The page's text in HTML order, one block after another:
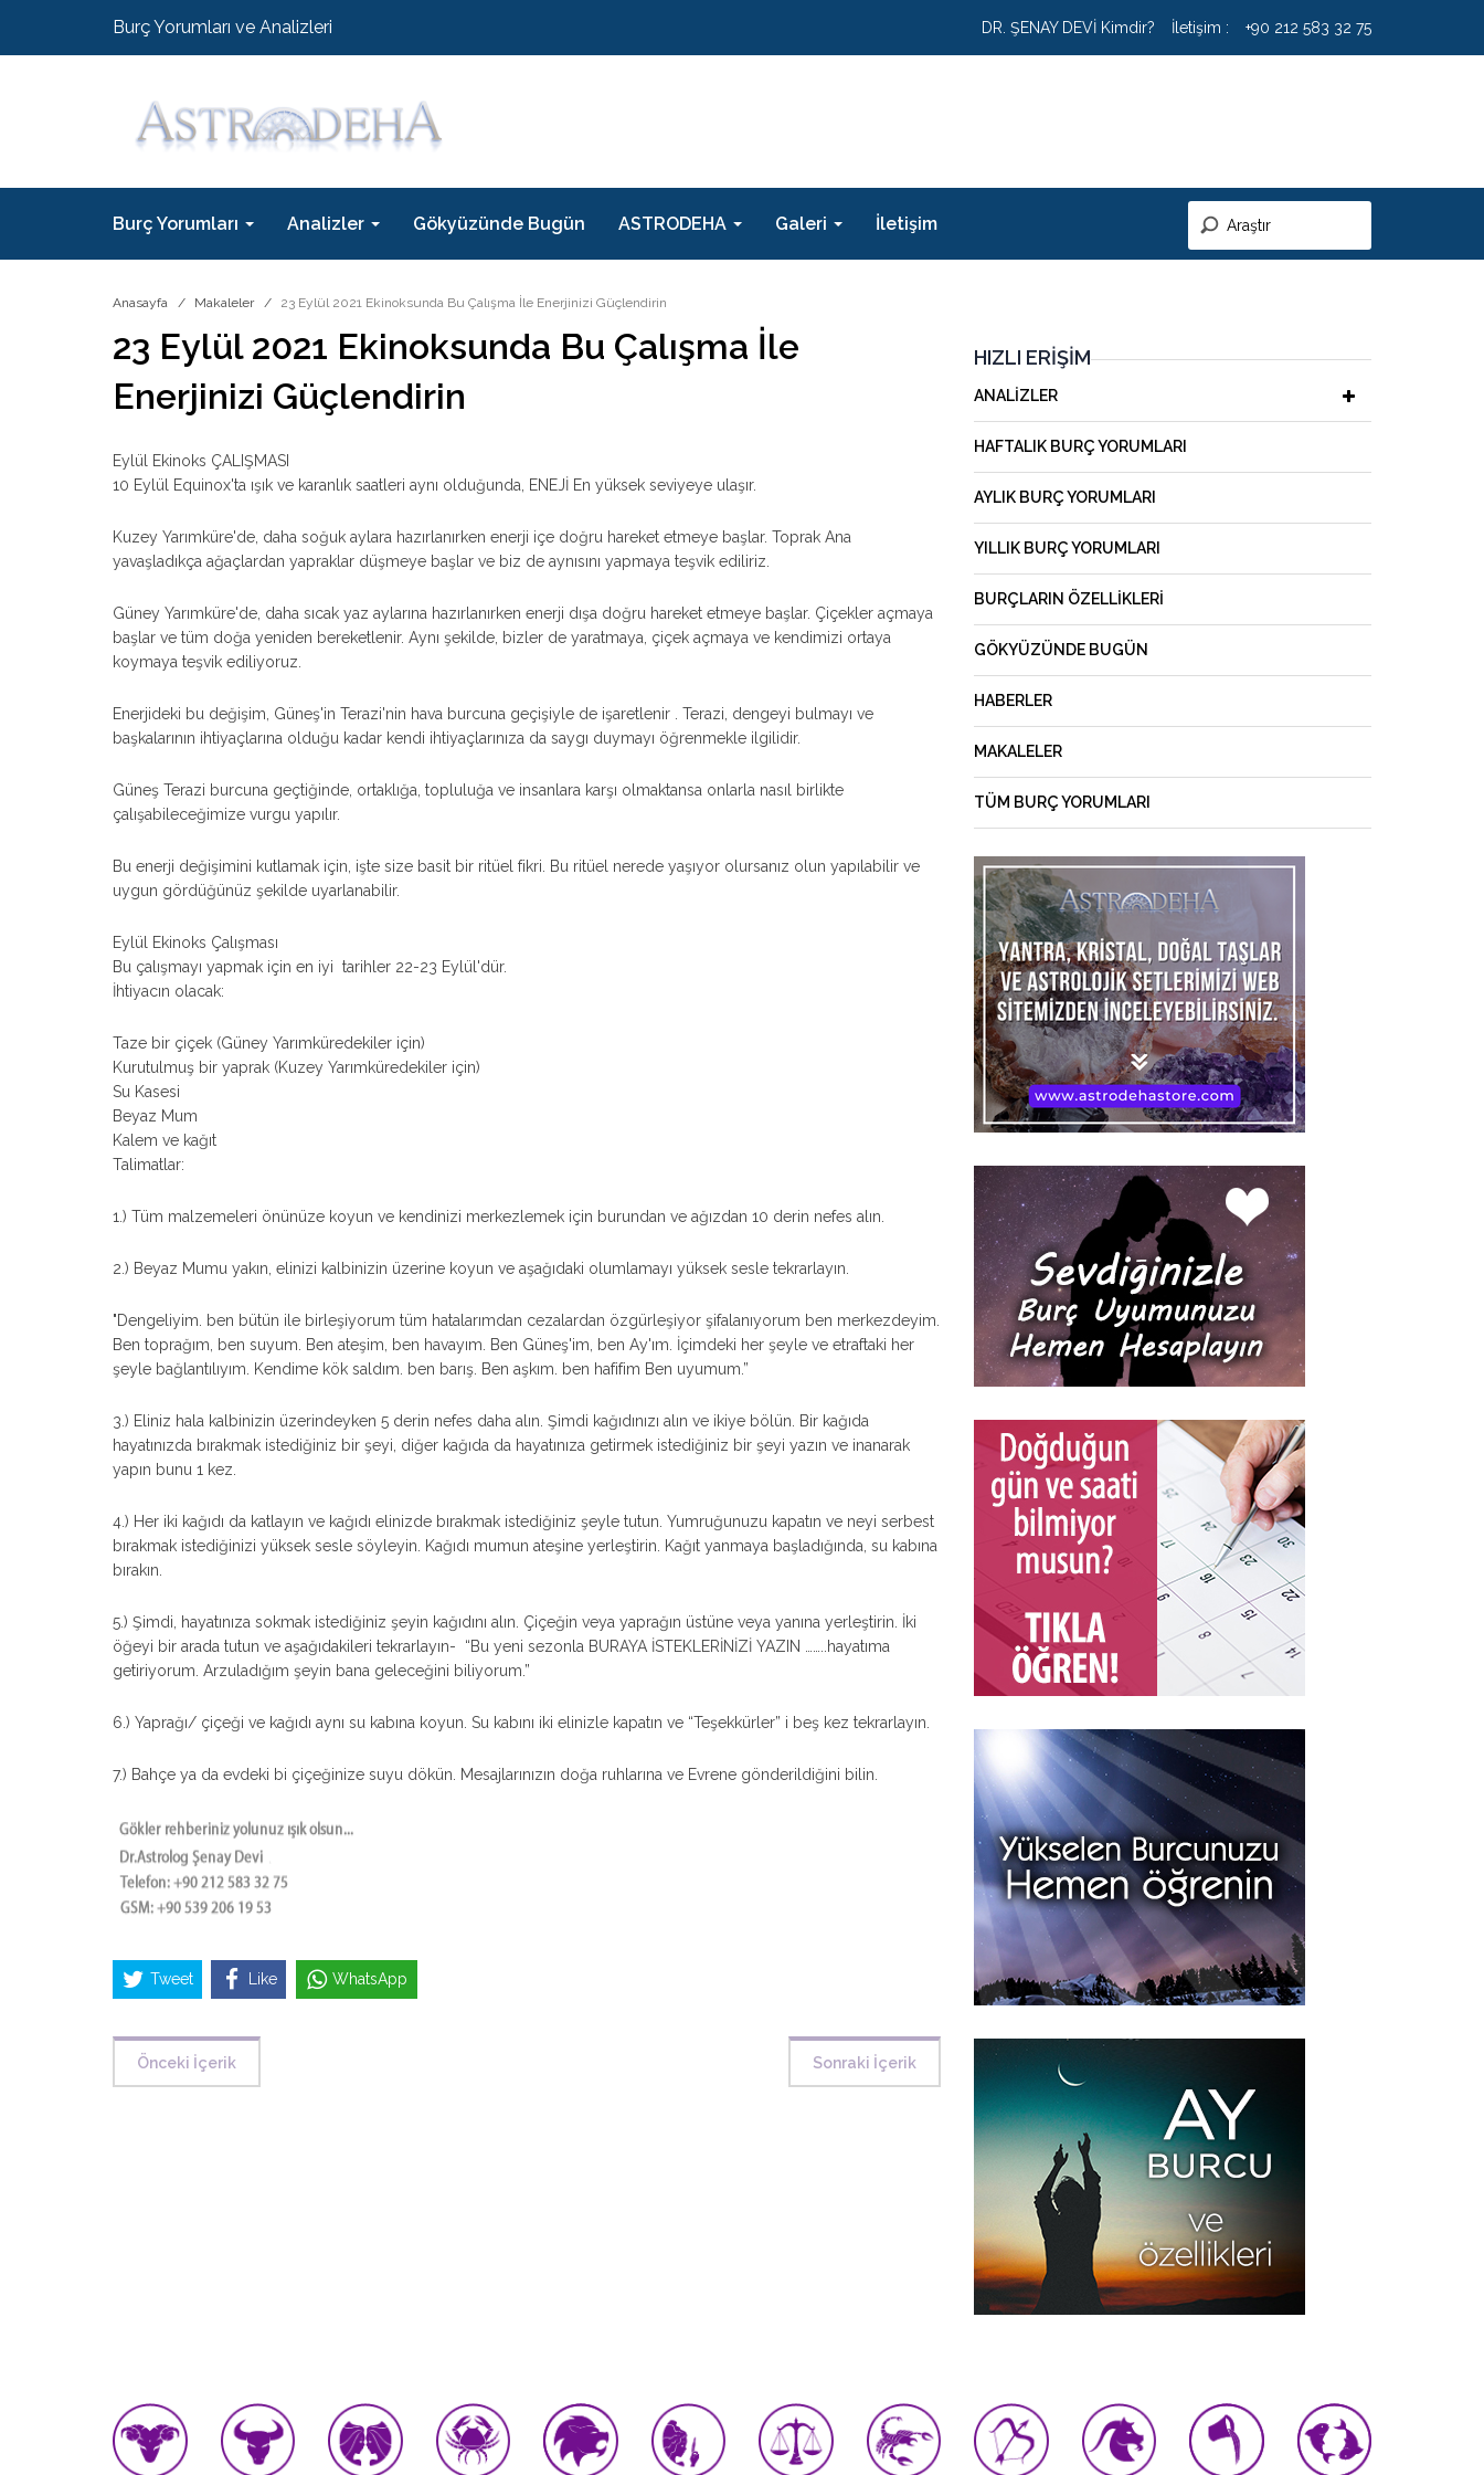
Burç Yorumları ve Analizleri DR. ŞENAY DEVİ Kimdir? İletişim : +90 212 583 32 75
Burç Yorumları Analizler Gökyüzünde Bugün ASTRODEHA Galeri İletişim
Anasayfa Makaleler 23 Eylül 2021 Ekinoksunda Bu Çalışma İle Enerjinizi Güçlendirin
23 Eylül 2021 Ekinoksunda Bu Çalışma İle
Enerjinizi Güçlendirin
Eylül Ekinoks ÇALIŞMASI
10 Eylül Equinox'ta ışık ve karanlık saatleri aynı olduğunda, ENEJİ En yüksek seviyeye ulaşır.
Kuzey Yarımküre'de, daha soğuk aylara hazırlanırken enerji içe doğru hareket etmeye başlar. Toprak Ana
yavaşladıkça ağaçlardan yapraklar düşmeye başlar ve biz de aynısını yapmaya teşvik ediliriz.
Güney Yarımküre'de, daha sıcak yaz aylarına hazırlanırken enerji dışa doğru hareket etmeye başlar. Çiçekler açmaya
başlar ve tüm doğa yeniden bereketlenir. Aynı şekilde, bizler de yaratmaya, çiçek açmaya ve kendimizi ortaya
koymaya teşvik ediliyoruz.
Enerjideki bu değişim, Güneş'in Terazi'nin hava burcuna geçişiyle de işaretlenir . Terazi, dengeyi bulmayı ve
başkalarının ihtiyaçlarına olduğu kadar kendi ihtiyaçlarınıza da saygı duymayı öğrenmekle ilgilidir.
Güneş Terazi burcuna geçtiğinde, ortaklığa, topluluğa ve insanlara karşı olmaktansa onlarla nasıl birlikte
çalışabileceğimize vurgu yapılır.
Bu enerji değişimini kutlamak için, işte size basit bir ritüel fikri. Bu ritüel nerede yaşıyor olursanız olun yapılabilir ve
uygun gördüğünüz şekilde uyarlanabilir.
Eylül Ekinoks Çalışması
Bu çalışmayı yapmak için en iyi tarihler 22-23 Eylül'dür.
İhtiyacın olacak:
Taze bir çiçek (Güney Yarımküredekiler için)
Kurutulmuş bir yaprak (Kuzey Yarımküredekiler için)
Su Kasesi
Beyaz Mum
Kalem ve kağıt
Talimatlar:
1.) Tüm malzemeleri önünüze koyun ve kendinizi merkezlemek için burundan ve ağızdan 10 derin nefes alın.
2.) Beyaz Mumu yakın, elinizi kalbinizin üzerine koyun ve aşağıdaki olumlamayı yüksek sesle tekrarlayın.
"Dengeliyim. ben bütün ile birleşiyorum tüm hatalarımdan cezalardan özgürleşiyor şifalanıyorum ben merkezdeyim.
Ben toprağım, ben suyum. Ben ateşim, ben havayım. Ben Güneş'im, ben Ay'ım. İçimdeki her şeyle ve etraftaki her
şeyle bağlantılıyım. Kendime kök saldım. ben barış. Ben aşkım. ben hafifim Ben uyumum.”
3.) Eliniz hala kalbinizin üzerindeyken 5 derin nefes daha alın. Şimdi kağıdınızı alın ve ikiye bölün. Bir kağıda
hayatınızda bırakmak istediğiniz bir şeyi, diğer kağıda da hayatınıza getirmek istediğiniz bir şeyi yazın ve inanarak
yapın bunu 1 kez.
4.) Her iki kağıdı da katlayın ve kağıdı elinizde bırakmak istediğiniz şeyle tutun. Yumruğunuzu kapatın ve neyi serbest
bırakmak istediğinizi yüksek sesle söyleyin. Kağıdı mumun ateşine yerleştirin. Kağıt yanmaya başladığında, su kabına
bırakın.
5.) Şimdi, hayatınıza sokmak istediğiniz şeyin kağıdını alın. Çiçeğin veya yaprağın üstüne veya yanına yerleştirin. İki
öğeyi bir arada tutun ve aşağıdakileri tekrarlayın- “Bu yeni sezonla BURAYA İSTEKLERİNİZİ YAZIN ……..hayatıma
getiriyorum. Arzuladığım şeyin bana geleceğini biliyorum.”
6.) Yaprağı/ çiçeği ve kağıdı aynı su kabına koyun. Su kabını iki elinizle kapatın ve “Teşekkürler” i beş kez tekrarlayın.
7.) Bahçe ya da evdeki bi çiçeğinize suyu dökün. Mesajlarınızın doğa ruhlarına ve Evrene gönderildiğini bilin.
Tweet Like WhatsApp
Önceki İçerik Sonraki İçerik
HIZLI ERIŞIM
ANALIZLER
HAFTALIK BURÇ YORUMLARI
AYLIK BURÇ YORUMLARI
YILLIK BURÇ YORUMLARI
BURÇLARIN ÖZELLIKLERI
GÖKYÜZÜNDE BUGÜN
HABERLER
MAKALELER
TÜM BURÇ YORUMLARI